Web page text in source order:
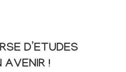
D’ETUDES
AVENIR !